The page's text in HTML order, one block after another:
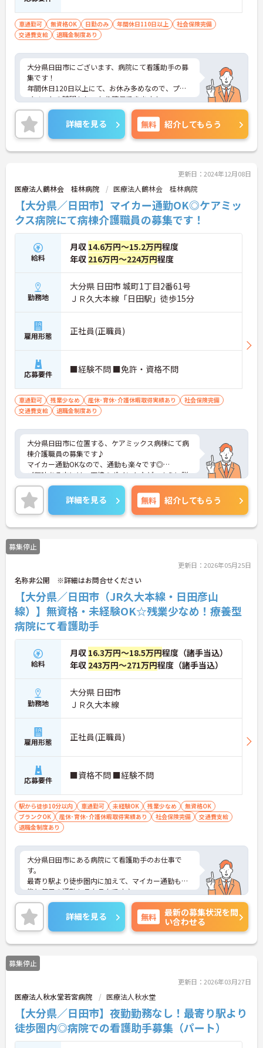
車通勤可 無資格OK 日勤のみ 年間休日110日以上
社会保険完備
交通費支給
退職金制度あり
大分県日田市にございます、病院にて看護助手の募
集です！
年間休日120日以上にて、お休み多めなので、プラ
イベートの時間もしっかり確保できます！
また、マイカー通勤OKなので、通勤も楽々です◎
ご興味のある方は、マイナビ介護職までお問い合わ
せください。
詳細を見る 無料 紹介してもらう
更新日：2024年12月08日
医療法人鶴林会 桂林病院 医療法人鶴林会 桂林病院
【大分県／日田市】マイカー通勤OK◎ケアミッ
クス病院にて病棟介護職員の募集です！
給料
月収 14.6万円～15.2万円程度
年収 216万円～224万円程度
勤務地
大分県 日田市 城町1丁目2番61号
ＪＲ久大本線「日田駅」徒歩15分
雇用形態 正社員(正職員)
応募要件 ■経験不問 ■免許・資格不問
車通勤可 残業少なめ 産休･育休･介護休暇取得実績あり
社会保険完備
交通費支給
退職金制度あり
大分県日田市に位置する、ケアミックス病棟にて病
棟介護職員の募集です♪
マイカー通勤OKなので、通勤も楽々です◎
ご興味ある方には、面接のポイントなど、さらに詳
細をお話致しますのでお気軽にご相談ください。
詳細を見る 無料 紹介してもらう
募集停止
更新日：2026年05月25日
名称非公開 ※詳細はお問合せください
【大分県／日田市（JR久大本線・日田彦山
線）】無資格・未経験OK☆残業少なめ！療養型
病院にて看護助手
給料
月収 16.3万円～18.5万円程度（諸手当込）
年収 243万円～271万円程度（諸手当込）
勤務地
大分県 日田市
ＪＲ久大本線
雇用形態 正社員(正職員)
応募要件 ■資格不問 ■経験不問
駅から徒歩10分以内 車通勤可 未経験OK 残業少なめ
無資格OK
ブランクOK
産休･育休･介護休暇取得実績あり 社会保険完備
交通費支給
退職金制度あり
大分県日田市にある病院にて看護助手のお仕事で
す。
最寄り駅より徒歩圏内に加えて、マイカー通勤も可
能と毎日の通勤もラクラクです♪
育児休暇あり、社会保険完備、その他にも充実した
福利厚生で長く勤めていただくための環境が整って
います！
ご興味がある方は是非一度マイナビまでお問い合わ
せください。さらに詳細などお伝えします！
詳細を見る 無料
最新の募集状況を問
い合わせる
募集停止
更新日：2026年03月27日
医療法人秋水堂若宮病院 医療法人秋水堂
【大分県／日田市】夜勤勤務なし！最寄り駅より
徒歩圏内◎病院での看護助手募集（パート）